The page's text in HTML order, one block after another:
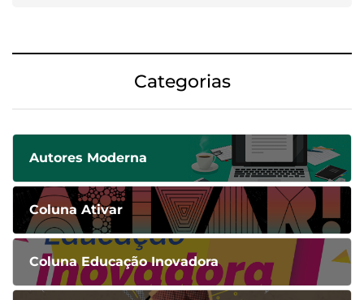
Categorias
Autores Moderna
Coluna Ativar
Coluna Educação Inovadora